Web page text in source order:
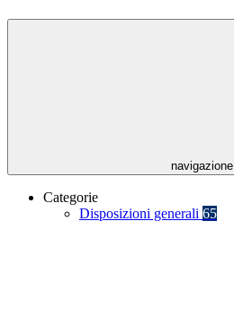
navigazione
Categorie
Disposizioni generali 65